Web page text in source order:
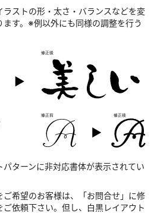
ラストの形・太さ・バランスなどを変
す。※例以外にも同様の調整を行う
パターンに非対応書体が表示されてい
ご希望のお客様は、「お問合せ」に修
依頼下さい。但し、白黒レイアウト